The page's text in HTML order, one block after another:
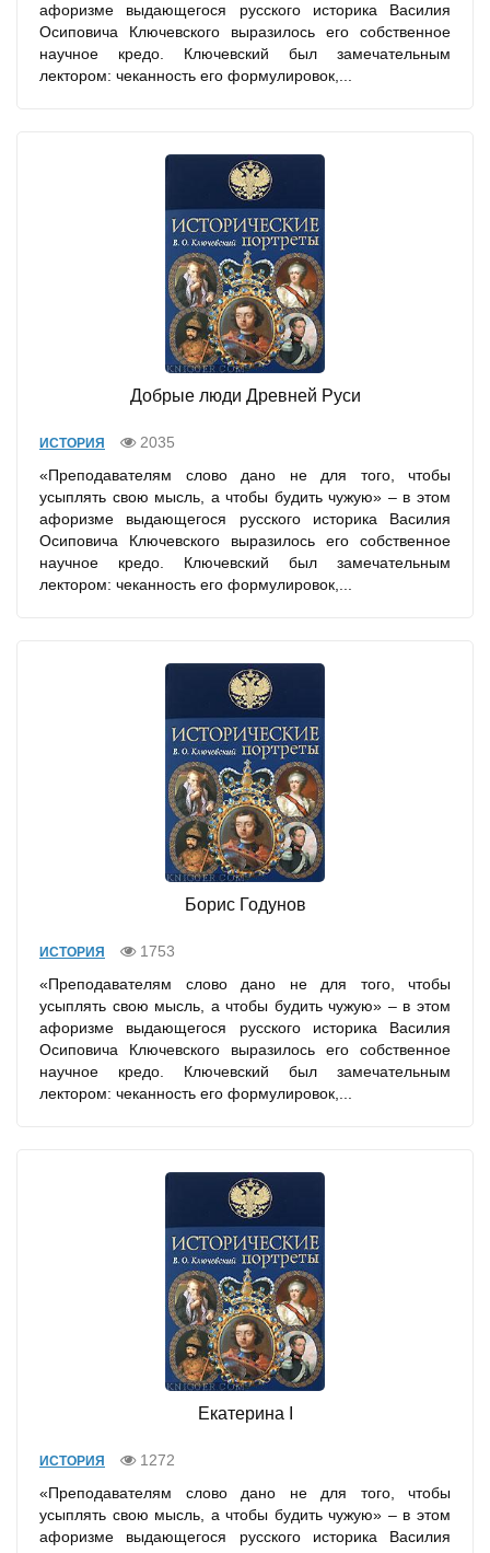
афоризме выдающегося русского историка Василия
Осиповича Ключевского выразилось его собственное
научное кредо. Ключевский был замечательным
лектором: чеканность его формулировок,...
Добрые люди Древней Руси
ИСТОРИЯ
2035
«Преподавателям слово дано не для того, чтобы
усыплять свою мысль, а чтобы будить чужую» – в этом
афоризме выдающегося русского историка Василия
Осиповича Ключевского выразилось его собственное
научное кредо. Ключевский был замечательным
лектором: чеканность его формулировок,...
Борис Годунов
ИСТОРИЯ
1753
«Преподавателям слово дано не для того, чтобы
усыплять свою мысль, а чтобы будить чужую» – в этом
афоризме выдающегося русского историка Василия
Осиповича Ключевского выразилось его собственное
научное кредо. Ключевский был замечательным
лектором: чеканность его формулировок,...
Екатерина I
ИСТОРИЯ
1272
«Преподавателям слово дано не для того, чтобы
усыплять свою мысль, а чтобы будить чужую» – в этом
афоризме выдающегося русского историка Василия